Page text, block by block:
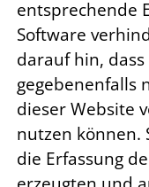
entsprechende
Software
darauf hin, dass
gegebenenfalls
dieser Website
nutzen können.
die Erfassung